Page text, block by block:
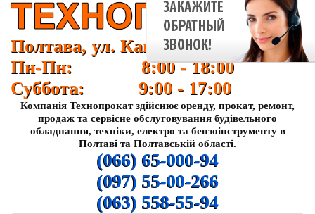
Полтава, ул. Кагамлыка 37
Пн-Пн: 8:00 - 18:00
Суббота: 9:00 - 17:00
Компанія Технопрокат здійснює оренду, прокат, ремонт,
продаж та сервісне обслуговування будівельного
обладнання, техніки, електро та бензоінструменту в
Полтаві та Полтавській області.
(066) 65-000-94
(097) 55-00-266
(063) 558-55-94